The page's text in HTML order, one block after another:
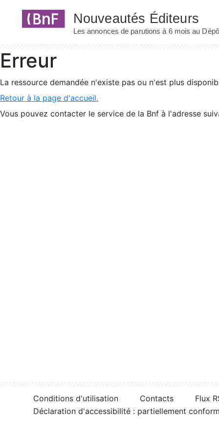
Erreur
La ressource demandée n'existe pas ou n'est plus
Retour à la page d'accueil.
Vous pouvez contacter le service de la Bnf à l'adresse
Conditions d'utilisation Contacts
Flux
Déclaration d'accessibilité : partiellement